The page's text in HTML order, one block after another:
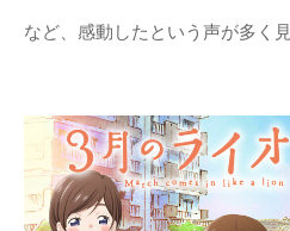
など、感動したという声が多く